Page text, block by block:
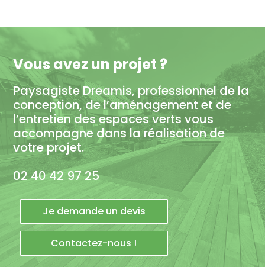
Vous avez un projet ?
Paysagiste Dreamis, professionnel de la
conception, de l’aménagement et de
l’entretien des espaces verts vous
accompagne dans la réalisation de
votre projet.
02 40 42 97 25
Je demande un devis
Contactez-nous !